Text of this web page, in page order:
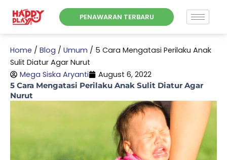
PENAWARAN TERBARU
Home / Blog / Umum / 5 Cara Mengatasi Perilaku Anak
Sulit Diatur Agar Nurut
Mega Siska Aryanti
August 6, 2022
5 Cara Mengatasi Perilaku Anak Sulit Diatur Agar
Nurut